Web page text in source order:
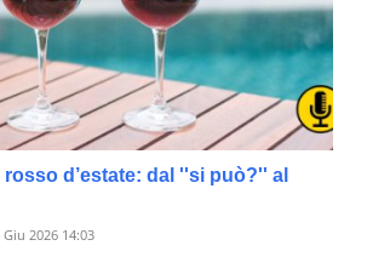
d’estate: dal ''si può?'' al
Giu 2026 14:03